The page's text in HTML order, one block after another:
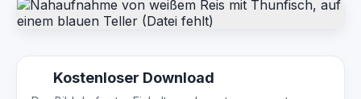
Kostenloser Download